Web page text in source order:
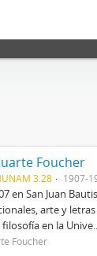
Foucher
3.28 1907-
en San Juan
arte y
en la
Foucher